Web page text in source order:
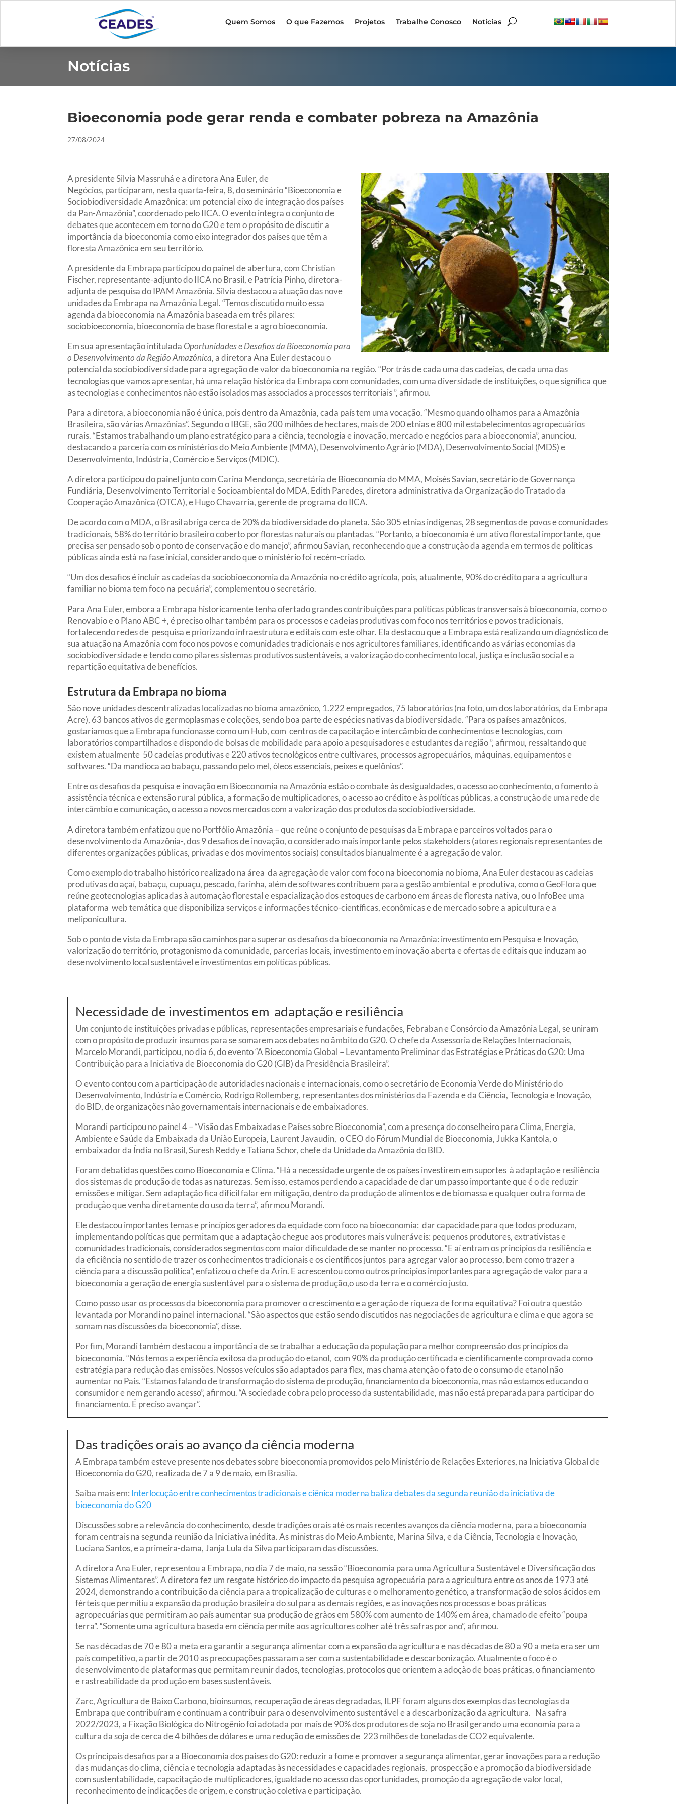
Quem Somos O que Fazemos Projetos Trabalhe Conosco Notícias
Notícias
Bioeconomia pode gerar renda e combater pobreza na Amazônia
27/08/2024
A presidente Silvia Massruhá e a diretora Ana Euler, de
Negócios, participaram, nesta quarta-feira, 8, do seminário “Bioeconomia e
Sociobiodiversidade Amazônica: um potencial eixo de integração dos países
da Pan-Amazônia”, coordenado pelo IICA. O evento integra o conjunto de
debates que acontecem em torno do G20 e tem o propósito de discutir a
importância da bioeconomia como eixo integrador dos países que têm a
floresta Amazônica em seu território.
A presidente da Embrapa participou do painel de abertura, com Christian
Fischer, representante-adjunto do IICA no Brasil, e Patrícia Pinho, diretora-
adjunta de pesquisa do IPAM Amazônia. Silvia destacou a atuação das nove
unidades da Embrapa na Amazônia Legal. “Temos discutido muito essa
agenda da bioeconomia na Amazônia baseada em três pilares:
sociobioeconomia, bioeconomia de base florestal e a agro bioeconomia.
Em sua apresentação intitulada Oportunidades e Desafios da Bioeconomia para
o Desenvolvimento da Região Amazônica, a diretora Ana Euler destacou o
potencial da sociobiodiversidade para agregação de valor da bioeconomia na região. “Por trás de cada uma das cadeias, de cada uma das
tecnologias que vamos apresentar, há uma relação histórica da Embrapa com comunidades, com uma diversidade de instituições, o que significa que
as tecnologias e conhecimentos não estão isolados mas associados a processos territoriais ”, afirmou.
Para a diretora, a bioeconomia não é única, pois dentro da Amazônia, cada país tem uma vocação. “Mesmo quando olhamos para a Amazônia
Brasileira, são várias Amazônias”. Segundo o IBGE, são 200 milhões de hectares, mais de 200 etnias e 800 mil estabelecimentos agropecuários
rurais. “Estamos trabalhando um plano estratégico para a ciência, tecnologia e inovação, mercado e negócios para a bioeconomia”, anunciou,
destacando a parceria com os ministérios do Meio Ambiente (MMA), Desenvolvimento Agrário (MDA), Desenvolvimento Social (MDS) e
Desenvolvimento, Indústria, Comércio e Serviços (MDIC).
A diretora participou do painel junto com Carina Mendonça, secretária de Bioeconomia do MMA, Moisés Savian, secretário de Governança
Fundiária, Desenvolvimento Territorial e Socioambiental do MDA, Edith Paredes, diretora administrativa da Organização do Tratado da
Cooperação Amazônica (OTCA), e Hugo Chavarria, gerente de programa do IICA.
De acordo com o MDA, o Brasil abriga cerca de 20% da biodiversidade do planeta. São 305 etnias indígenas, 28 segmentos de povos e comunidades
tradicionais, 58% do território brasileiro coberto por florestas naturais ou plantadas. “Portanto, a bioeconomia é um ativo florestal importante, que
precisa ser pensado sob o ponto de conservação e do manejo”, afirmou Savian, reconhecendo que a construção da agenda em termos de políticas
públicas ainda está na fase inicial, considerando que o ministério foi recém-criado.
“Um dos desafios é incluir as cadeias da sociobioeconomia da Amazônia no crédito agrícola, pois, atualmente, 90% do crédito para a agricultura
familiar no bioma tem foco na pecuária”, complementou o secretário.
Para Ana Euler, embora a Embrapa historicamente tenha ofertado grandes contribuições para políticas públicas transversais à bioeconomia, como o
Renovabio e o Plano ABC +, é preciso olhar também para os processos e cadeias produtivas com foco nos territórios e povos tradicionais,
fortalecendo redes de pesquisa e priorizando infraestrutura e editais com este olhar. Ela destacou que a Embrapa está realizando um diagnóstico de
sua atuação na Amazônia com foco nos povos e comunidades tradicionais e nos agricultores familiares, identificando as várias economias da
sociobiodiversidade e tendo como pilares sistemas produtivos sustentáveis, a valorização do conhecimento local, justiça e inclusão social e a
repartição equitativa de benefícios.
Estrutura da Embrapa no bioma
São nove unidades descentralizadas localizadas no bioma amazônico, 1.222 empregados, 75 laboratórios (na foto, um dos laboratórios, da Embrapa
Acre), 63 bancos ativos de germoplasmas e coleções, sendo boa parte de espécies nativas da biodiversidade. “Para os países amazônicos,
gostaríamos que a Embrapa funcionasse como um Hub, com centros de capacitação e intercâmbio de conhecimentos e tecnologias, com
laboratórios compartilhados e dispondo de bolsas de mobilidade para apoio a pesquisadores e estudantes da região ”, afirmou, ressaltando que
existem atualmente 50 cadeias produtivas e 220 ativos tecnológicos entre cultivares, processos agropecuários, máquinas, equipamentos e
softwares. “Da mandioca ao babaçu, passando pelo mel, óleos essenciais, peixes e quelônios”.
Entre os desafios da pesquisa e inovação em Bioeconomia na Amazônia estão o combate às desigualdades, o acesso ao conhecimento, o fomento à
assistência técnica e extensão rural pública, a formação de multiplicadores, o acesso ao crédito e às políticas públicas, a construção de uma rede de
intercâmbio e comunicação, o acesso a novos mercados com a valorização dos produtos da sociobiodiversidade.
A diretora também enfatizou que no Portfólio Amazônia – que reúne o conjunto de pesquisas da Embrapa e parceiros voltados para o
desenvolvimento da Amazônia-, dos 9 desafios de inovação, o considerado mais importante pelos stakeholders (atores regionais representantes de
diferentes organizações públicas, privadas e dos movimentos sociais) consultados bianualmente é a agregação de valor.
Como exemplo do trabalho histórico realizado na área da agregação de valor com foco na bioeconomia no bioma, Ana Euler destacou as cadeias
produtivas do açaí, babaçu, cupuaçu, pescado, farinha, além de softwares contribuem para a gestão ambiental e produtiva, como o GeoFlora que
reúne geotecnologias aplicadas à automação florestal e espacialização dos estoques de carbono em áreas de floresta nativa, ou o InfoBee uma
plataforma web temática que disponibiliza serviços e informações técnico-científicas, econômicas e de mercado sobre a apicultura e a
meliponicultura.
Sob o ponto de vista da Embrapa são caminhos para superar os desafios da bioeconomia na Amazônia: investimento em Pesquisa e Inovação,
valorização do território, protagonismo da comunidade, parcerias locais, investimento em inovação aberta e ofertas de editais que induzam ao
desenvolvimento local sustentável e investimentos em políticas públicas.
Necessidade de investimentos em adaptação e resiliência
Um conjunto de instituições privadas e públicas, representações empresariais e fundações, Febraban e Consórcio da Amazônia Legal, se uniram
com o propósito de produzir insumos para se somarem aos debates no âmbito do G20. O chefe da Assessoria de Relações Internacionais,
Marcelo Morandi, participou, no dia 6, do evento “A Bioeconomia Global – Levantamento Preliminar das Estratégias e Práticas do G20: Uma
Contribuição para a Iniciativa de Bioeconomia do G20 (GIB) da Presidência Brasileira”.
O evento contou com a participação de autoridades nacionais e internacionais, como o secretário de Economia Verde do Ministério do
Desenvolvimento, Indústria e Comércio, Rodrigo Rollemberg, representantes dos ministérios da Fazenda e da Ciência, Tecnologia e Inovação,
do BID, de organizações não governamentais internacionais e de embaixadores.
Morandi participou no painel 4 – “Visão das Embaixadas e Países sobre Bioeconomia”, com a presença do conselheiro para Clima, Energia,
Ambiente e Saúde da Embaixada da União Europeia, Laurent Javaudin, o CEO do Fórum Mundial de Bioeconomia, Jukka Kantola, o
embaixador da Índia no Brasil, Suresh Reddy e Tatiana Schor, chefe da Unidade da Amazônia do BID.
Foram debatidas questões como Bioeconomia e Clima. “Há a necessidade urgente de os países investirem em suportes à adaptação e resiliência
dos sistemas de produção de todas as naturezas. Sem isso, estamos perdendo a capacidade de dar um passo importante que é o de reduzir
emissões e mitigar. Sem adaptação fica difícil falar em mitigação, dentro da produção de alimentos e de biomassa e qualquer outra forma de
produção que venha diretamente do uso da terra”, afirmou Morandi.
Ele destacou importantes temas e princípios geradores da equidade com foco na bioeconomia: dar capacidade para que todos produzam,
implementando políticas que permitam que a adaptação chegue aos produtores mais vulneráveis: pequenos produtores, extrativistas e
comunidades tradicionais, considerados segmentos com maior dificuldade de se manter no processo. “E aí entram os princípios da resiliência e
da eficiência no sentido de trazer os conhecimentos tradicionais e os científicos juntos para agregar valor ao processo, bem como trazer a
ciência para a discussão política”, enfatizou o chefe da Arin. E acrescentou como outros princípios importantes para agregação de valor para a
bioeconomia a geração de energia sustentável para o sistema de produção,o uso da terra e o comércio justo.
Como posso usar os processos da bioeconomia para promover o crescimento e a geração de riqueza de forma equitativa? Foi outra questão
levantada por Morandi no painel internacional. “São aspectos que estão sendo discutidos nas negociações de agricultura e clima e que agora se
somam nas discussões da bioeconomia”, disse.
Por fim, Morandi também destacou a importância de se trabalhar a educação da população para melhor compreensão dos princípios da
bioeconomia. “Nós temos a experiência exitosa da produção do etanol, com 90% da produção certificada e cientificamente comprovada como
estratégia para redução das emissões. Nossos veículos são adaptados para flex, mas chama atenção o fato de o consumo de etanol não
aumentar no País. “Estamos falando de transformação do sistema de produção, financiamento da bioeconomia, mas não estamos educando o
consumidor e nem gerando acesso”, afirmou. “A sociedade cobra pelo processo da sustentabilidade, mas não está preparada para participar do
financiamento. É preciso avançar”.
Das tradições orais ao avanço da ciência moderna
A Embrapa também esteve presente nos debates sobre bioeconomia promovidos pelo Ministério de Relações Exteriores, na Iniciativa Global de
Bioeconomia do G20, realizada de 7 a 9 de maio, em Brasília.
Saiba mais em: Interlocução entre conhecimentos tradicionais e ciênica moderna baliza debates da segunda reunião da iniciativa de
bioeconomia do G20
Discussões sobre a relevância do conhecimento, desde tradições orais até os mais recentes avanços da ciência moderna, para a bioeconomia
foram centrais na segunda reunião da Iniciativa inédita. As ministras do Meio Ambiente, Marina Silva, e da Ciência, Tecnologia e Inovação,
Luciana Santos, e a primeira-dama, Janja Lula da Silva participaram das discussões.
A diretora Ana Euler, representou a Embrapa, no dia 7 de maio, na sessão “Bioeconomia para uma Agricultura Sustentável e Diversificação dos
Sistemas Alimentares”. A diretora fez um resgate histórico do impacto da pesquisa agropecuária para a agricultura entre os anos de 1973 até
2024, demonstrando a contribuição da ciência para a tropicalização de culturas e o melhoramento genético, a transformação de solos ácidos em
férteis que permitiu a expansão da produção brasileira do sul para as demais regiões, e as inovações nos processos e boas práticas
agropecuárias que permitiram ao país aumentar sua produção de grãos em 580% com aumento de 140% em área, chamado de efeito “poupa
terra”. “Somente uma agricultura baseda em ciência permite aos agricultores colher até três safras por ano”, afirmou.
Se nas décadas de 70 e 80 a meta era garantir a segurança alimentar com a expansão da agricultura e nas décadas de 80 a 90 a meta era ser um
país competitivo, a partir de 2010 as preocupações passaram a ser com a sustentabilidade e descarbonização. Atualmente o foco é o
desenvolvimento de plataformas que permitam reunir dados, tecnologias, protocolos que orientem a adoção de boas práticas, o financiamento
e rastreabilidade da produção em bases sustentáveis.
Zarc, Agricultura de Baixo Carbono, bioinsumos, recuperação de áreas degradadas, ILPF foram alguns dos exemplos das tecnologias da
Embrapa que contribuíram e continuam a contribuir para o desenvolvimento sustentável e a descarbonização da agricultura. Na safra
2022/2023, a Fixação Biológica do Nitrogênio foi adotada por mais de 90% dos produtores de soja no Brasil gerando uma economia para a
cultura da soja de cerca de 4 bilhões de dólares e uma redução de emissões de 223 milhões de toneladas de CO2 equivalente.
Os principais desafios para a Bioeconomia dos países do G20: reduzir a fome e promover a segurança alimentar, gerar inovações para a redução
das mudanças do clima, ciência e tecnologia adaptadas às necessidades e capacidades regionais, prospecção e a promoção da biodiversidade
com sustentabilidade, capacitação de multiplicadores, igualdade no acesso das oportunidades, promoção da agregação de valor local,
reconhecimento de indicações de origem, e construção coletiva e participação.